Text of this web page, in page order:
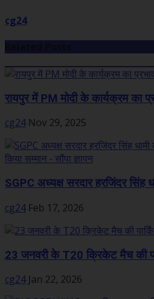
cg24
रायपुर में PM मोदी के कार्यक्रम का
cg24 Nov 29, 2025
SGPC अध्यक्ष सरदार हरजिंदर सिंह
cg24 Feb 17, 2026
23 जनवरी के T20 क्रिकेट मैच की
cg24 Jan 22, 2026